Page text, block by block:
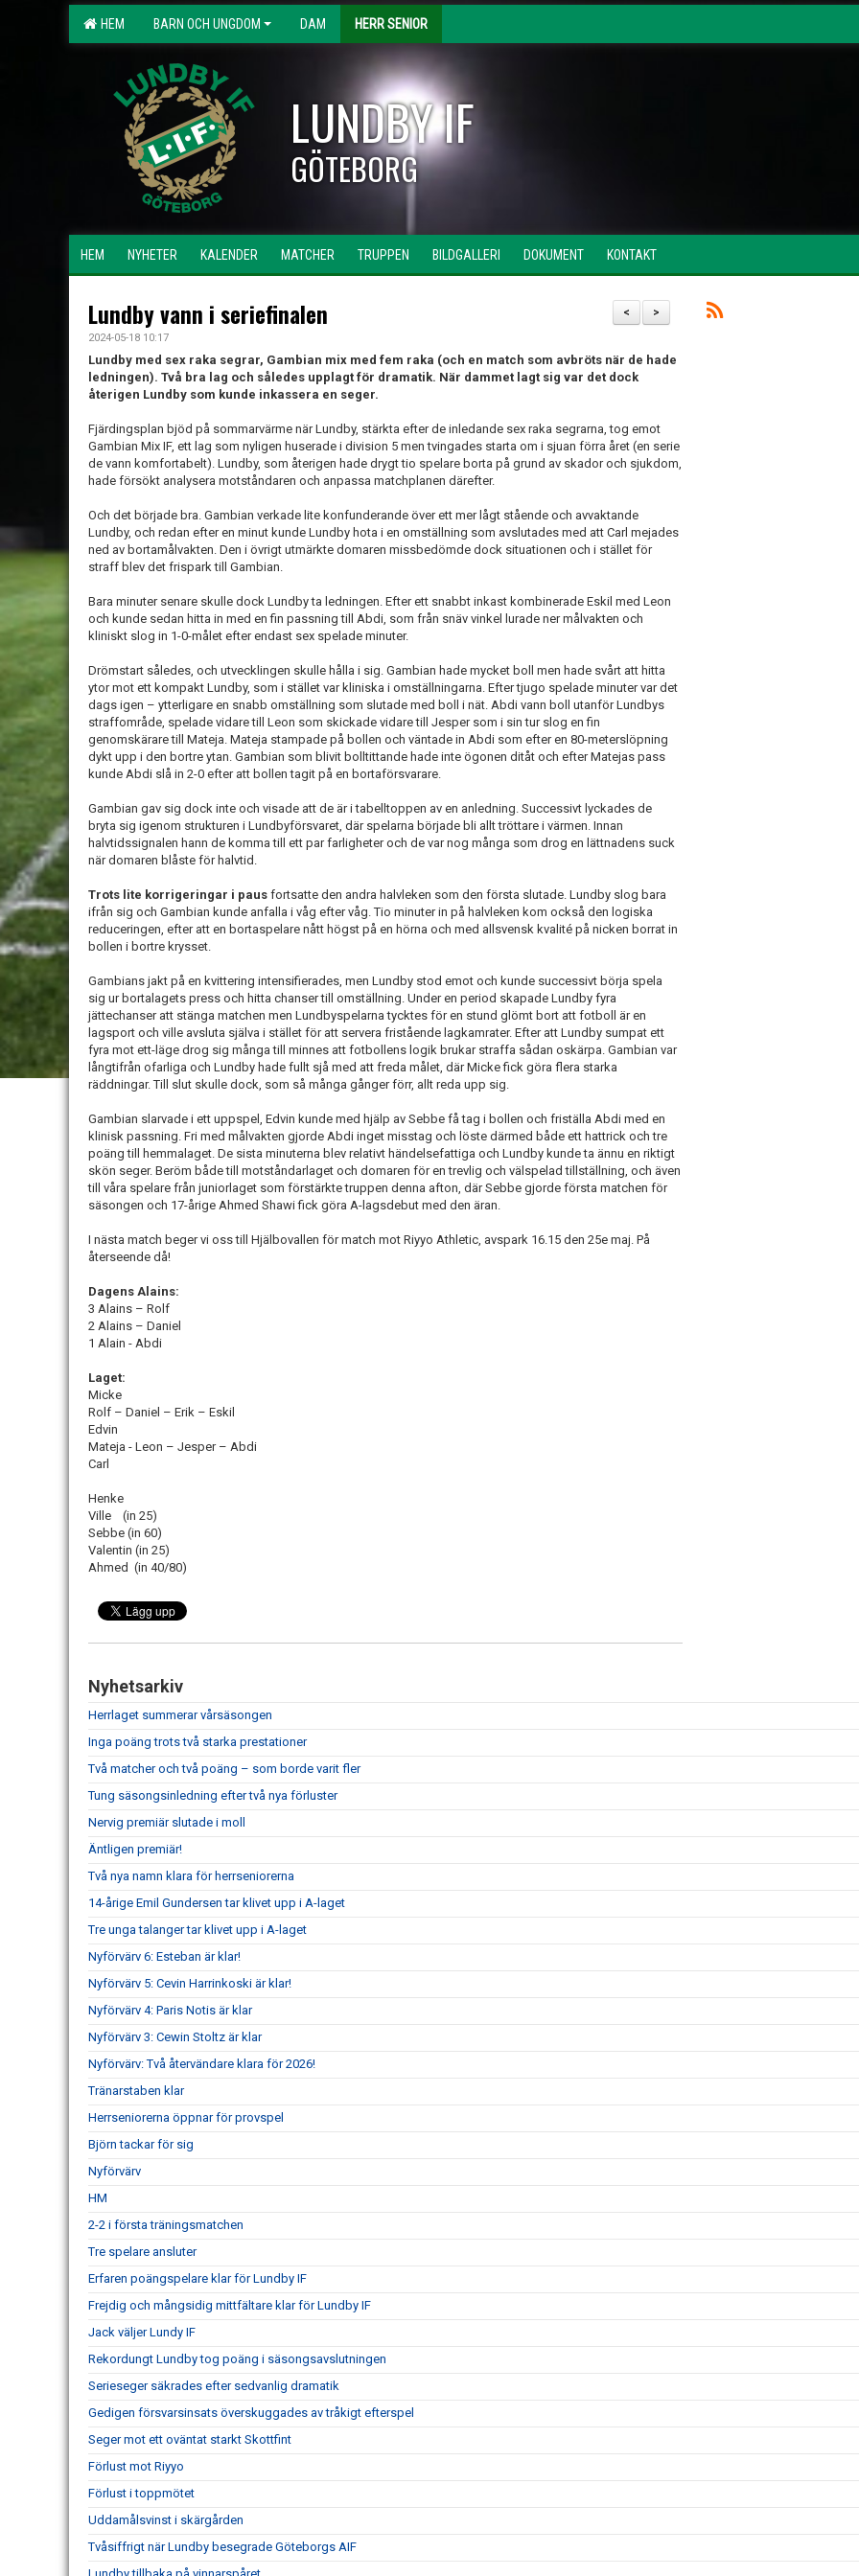
HEM BARN OCH UNGDOM DAM HERR SENIOR
LUNDBY IF
GÖTEBORG
HEM NYHETER KALENDER MATCHER TRUPPEN BILDGALLERI DOKUMENT KONTAKT
>
<
Lundby vann i seriefinalen
2024-05-18 10:17
Lundby med sex raka segrar, Gambian mix med fem raka (och en match som avbröts när de hade
ledningen). Två bra lag och således upplagt för dramatik. När dammet lagt sig var det dock
återigen Lundby som kunde inkassera en seger.
Fjärdingsplan bjöd på sommarvärme när Lundby, stärkta efter de inledande sex raka segrarna, tog emot
Gambian Mix IF, ett lag som nyligen huserade i division 5 men tvingades starta om i sjuan förra året (en serie
de vann komfortabelt). Lundby, som återigen hade drygt tio spelare borta på grund av skador och sjukdom,
hade försökt analysera motståndaren och anpassa matchplanen därefter.
Och det började bra. Gambian verkade lite konfunderande över ett mer lågt stående och avvaktande
Lundby, och redan efter en minut kunde Lundby hota i en omställning som avslutades med att Carl mejades
ned av bortamålvakten. Den i övrigt utmärkte domaren missbedömde dock situationen och i stället för
straff blev det frispark till Gambian.
Bara minuter senare skulle dock Lundby ta ledningen. Efter ett snabbt inkast kombinerade Eskil med Leon
och kunde sedan hitta in med en fin passning till Abdi, som från snäv vinkel lurade ner målvakten och
kliniskt slog in 1-0-målet efter endast sex spelade minuter.
Drömstart således, och utvecklingen skulle hålla i sig. Gambian hade mycket boll men hade svårt att hitta
ytor mot ett kompakt Lundby, som i stället var kliniska i omställningarna. Efter tjugo spelade minuter var det
dags igen – ytterligare en snabb omställning som slutade med boll i nät. Abdi vann boll utanför Lundbys
straffområde, spelade vidare till Leon som skickade vidare till Jesper som i sin tur slog en fin
genomskärare till Mateja. Mateja stampade på bollen och väntade in Abdi som efter en 80-meterslöpning
dykt upp i den bortre ytan. Gambian som blivit bolltittande hade inte ögonen ditåt och efter Matejas pass
kunde Abdi slå in 2-0 efter att bollen tagit på en bortaförsvarare.
Gambian gav sig dock inte och visade att de är i tabelltoppen av en anledning. Successivt lyckades de
bryta sig igenom strukturen i Lundbyförsvaret, där spelarna började bli allt tröttare i värmen. Innan
halvtidssignalen hann de komma till ett par farligheter och de var nog många som drog en lättnadens suck
när domaren blåste för halvtid.
Trots lite korrigeringar i paus fortsatte den andra halvleken som den första slutade. Lundby slog bara
ifrån sig och Gambian kunde anfalla i våg efter våg. Tio minuter in på halvleken kom också den logiska
reduceringen, efter att en bortaspelare nått högst på en hörna och med allsvensk kvalité på nicken borrat in
bollen i bortre krysset.
Gambians jakt på en kvittering intensifierades, men Lundby stod emot och kunde successivt börja spela
sig ur bortalagets press och hitta chanser till omställning. Under en period skapade Lundby fyra
jättechanser att stänga matchen men Lundbyspelarna tycktes för en stund glömt bort att fotboll är en
lagsport och ville avsluta själva i stället för att servera fristående lagkamrater. Efter att Lundby sumpat ett
fyra mot ett-läge drog sig många till minnes att fotbollens logik brukar straffa sådan oskärpa. Gambian var
långtifrån ofarliga och Lundby hade fullt sjå med att freda målet, där Micke fick göra flera starka
räddningar. Till slut skulle dock, som så många gånger förr, allt reda upp sig.
Gambian slarvade i ett uppspel, Edvin kunde med hjälp av Sebbe få tag i bollen och friställa Abdi med en
klinisk passning. Fri med målvakten gjorde Abdi inget misstag och löste därmed både ett hattrick och tre
poäng till hemmalaget. De sista minuterna blev relativt händelsefattiga och Lundby kunde ta ännu en riktigt
skön seger. Beröm både till motståndarlaget och domaren för en trevlig och välspelad tillställning, och även
till våra spelare från juniorlaget som förstärkte truppen denna afton, där Sebbe gjorde första matchen för
säsongen och 17-årige Ahmed Shawi fick göra A-lagsdebut med den äran.
I nästa match beger vi oss till Hjälbovallen för match mot Riyyo Athletic, avspark 16.15 den 25e maj. På
återseende då!
Dagens Alains:
3 Alains – Rolf
2 Alains – Daniel
1 Alain - Abdi
Laget:
Micke
Rolf – Daniel – Erik – Eskil
Edvin
Mateja - Leon – Jesper – Abdi
Carl
Henke
Ville (in 25)
Sebbe (in 60)
Valentin (in 25)
Ahmed (in 40/80)
Nyhetsarkiv
Herrlaget summerar vårsäsongen
Inga poäng trots två starka prestationer
Två matcher och två poäng – som borde varit fler
Tung säsongsinledning efter två nya förluster
Nervig premiär slutade i moll
Äntligen premiär!
Två nya namn klara för herrseniorerna
14-årige Emil Gundersen tar klivet upp i A-laget
Tre unga talanger tar klivet upp i A-laget
Nyförvärv 6: Esteban är klar!
Nyförvärv 5: Cevin Harrinkoski är klar!
Nyförvärv 4: Paris Notis är klar
Nyförvärv 3: Cewin Stoltz är klar
Nyförvärv: Två återvändare klara för 2026!
Tränarstaben klar
Herrseniorerna öppnar för provspel
Björn tackar för sig
Nyförvärv
HM
2-2 i första träningsmatchen
Tre spelare ansluter
Erfaren poängspelare klar för Lundby IF
Frejdig och mångsidig mittfältare klar för Lundby IF
Jack väljer Lundy IF
Rekordungt Lundby tog poäng i säsongsavslutningen
Serieseger säkrades efter sedvanlig dramatik
Gedigen försvarsinsats överskuggades av tråkigt efterspel
Seger mot ett oväntat starkt Skottfint
Förlust mot Riyyo
Förlust i toppmötet
Uddamålsvinst i skärgården
Tvåsiffrigt när Lundby besegrade Göteborgs AIF